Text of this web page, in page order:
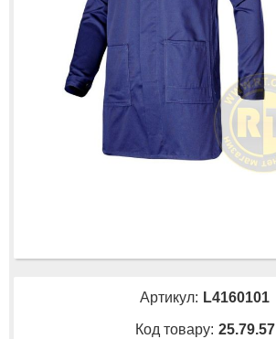
Артикул: L4160101
Код товару: 25.79.57